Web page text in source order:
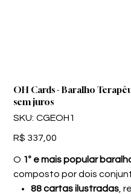
OH Cards - Baralho
sem juros
SKU: SKU
CGEOH1
CGEOH1
Preço
R$ 337,00
O 1º e mais popular
composto por dois
88 cartas ilustradas ,